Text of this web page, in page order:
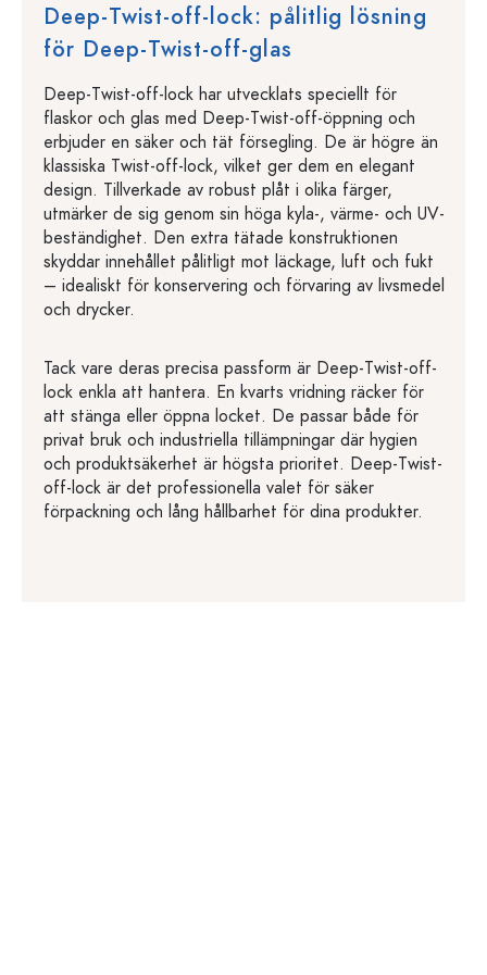
Deep-Twist-off-lock: pålitlig lösning
för Deep-Twist-off-glas
Deep-Twist-off-lock har utvecklats speciellt för
flaskor och glas med Deep-Twist-off-öppning och
erbjuder en säker och tät försegling. De är högre än
klassiska Twist-off-lock, vilket ger dem en elegant
design. Tillverkade av robust plåt i olika färger,
utmärker de sig genom sin höga kyla-, värme- och UV-
beständighet. Den extra tätade konstruktionen
skyddar innehållet pålitligt mot läckage, luft och fukt
– idealiskt för konservering och förvaring av livsmedel
och drycker.
Tack vare deras precisa passform är Deep-Twist-off-
lock enkla att hantera. En kvarts vridning räcker för
att stänga eller öppna locket. De passar både för
privat bruk och industriella tillämpningar där hygien
och produktsäkerhet är högsta prioritet. Deep-Twist-
off-lock är det professionella valet för säker
förpackning och lång hållbarhet för dina produkter.